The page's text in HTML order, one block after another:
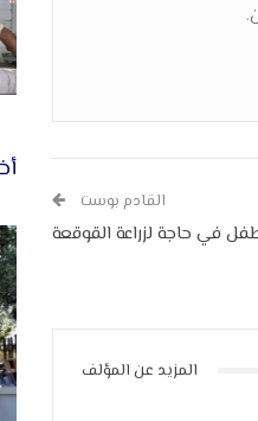
القادم بوست
في حاجة لزراعة القوقعة
المزيد عن المؤلف